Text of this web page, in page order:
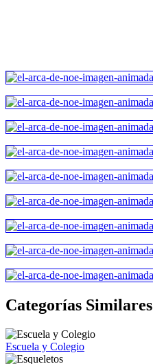
Categorías Similares
Escuela y Colegio